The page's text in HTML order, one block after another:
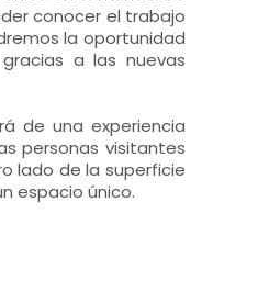
conocer el trabajo
la oportunidad
a las nuevas
de una experiencia
personas visitantes
lado de la superficie
espacio único.